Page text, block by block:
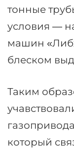
тонные
условия —
машин
блеском
Таким
который